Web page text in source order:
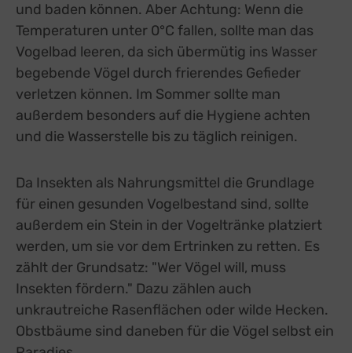
und baden können. Aber Achtung: Wenn die
Temperaturen unter 0°C fallen, sollte man das
Vogelbad leeren, da sich übermütig ins Wasser
begebende Vögel durch frierendes Gefieder
verletzen können. Im Sommer sollte man
außerdem besonders auf die Hygiene achten
und die Wasserstelle bis zu täglich reinigen.
Da Insekten als Nahrungsmittel die Grundlage
für einen gesunden Vogelbestand sind, sollte
außerdem ein Stein in der Vogeltränke platziert
werden, um sie vor dem Ertrinken zu retten. Es
zählt der Grundsatz: "Wer Vögel will, muss
Insekten fördern." Dazu zählen auch
unkrautreiche Rasenflächen oder wilde Hecken.
Obstbäume sind daneben für die Vögel selbst ein